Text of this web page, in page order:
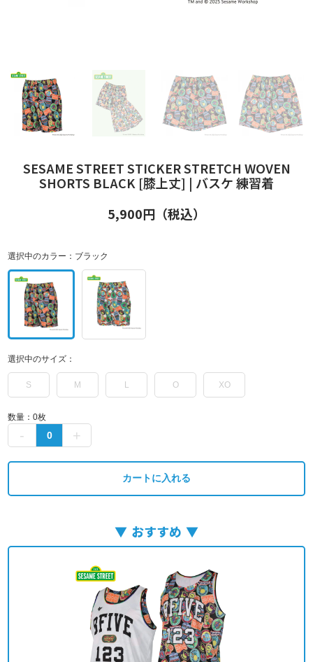
SESAME STREET STICKER STRETCH WOVEN
SHORTS BLACK [膝上丈] | バスケ 練習着
5,900円（税込）
選択中のカラー： ブラック
選択中のサイズ：
S M L O XO
数量：0枚
カートに入れる
おすすめ